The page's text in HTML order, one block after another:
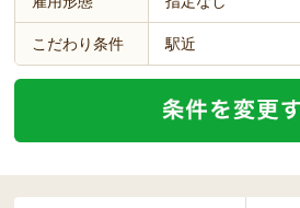
こだわり条件 駅近